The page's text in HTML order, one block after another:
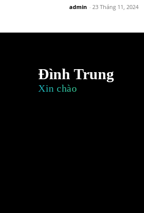
admin - 23 Tháng 11, 2024
Đình Trung
Xin chào